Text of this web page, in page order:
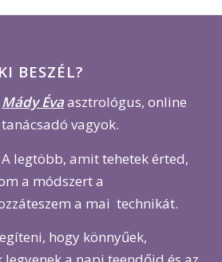
BESZÉL?
Mády Évaasztrológus, online
tanácsadó vagyok.
A legtöbb, amit tehetek érted,
a módszert a
a mai technikát.
hogy könnyűek,